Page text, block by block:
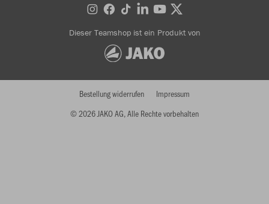
Dieser Teamshop ist ein Produkt von
© 2026 JAKO AG, Alle Rechte vorbehalten
Bestellung widerrufen Impressum